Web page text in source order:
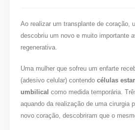
Ao realizar um transplante de coração,
descobriu um novo e muito importante
regenerativa.
Uma mulher que sofreu um enfarte
(adesivo celular) contendocélulas
umbilical como medida temporária.
aquando da realização de uma cirurgia
novo coração, descobriram que o